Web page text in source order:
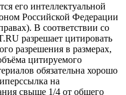
его интеллектуальной
Российской Федерации
В соответствии со
разрешает цитировать
разрешения в размерах,
цитируемого
обязательна хорошо
на
свыше 1/4 от общего